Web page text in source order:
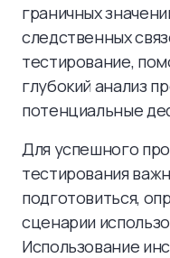
граничных
следственных
тестирование,
глубокий анализ
потенциальные
Для успешного
тестирования
подготовиться,
сценарии
Использование